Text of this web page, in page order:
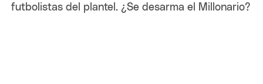
futbolistas del plantel. ¿Se desarma el Millonario?